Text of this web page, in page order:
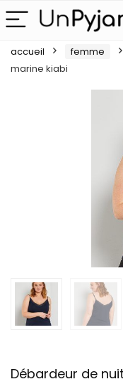
accueil femme
marine kiabi
Débardeur de